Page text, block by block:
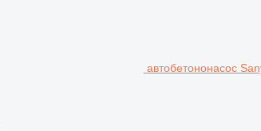
автобетононасос